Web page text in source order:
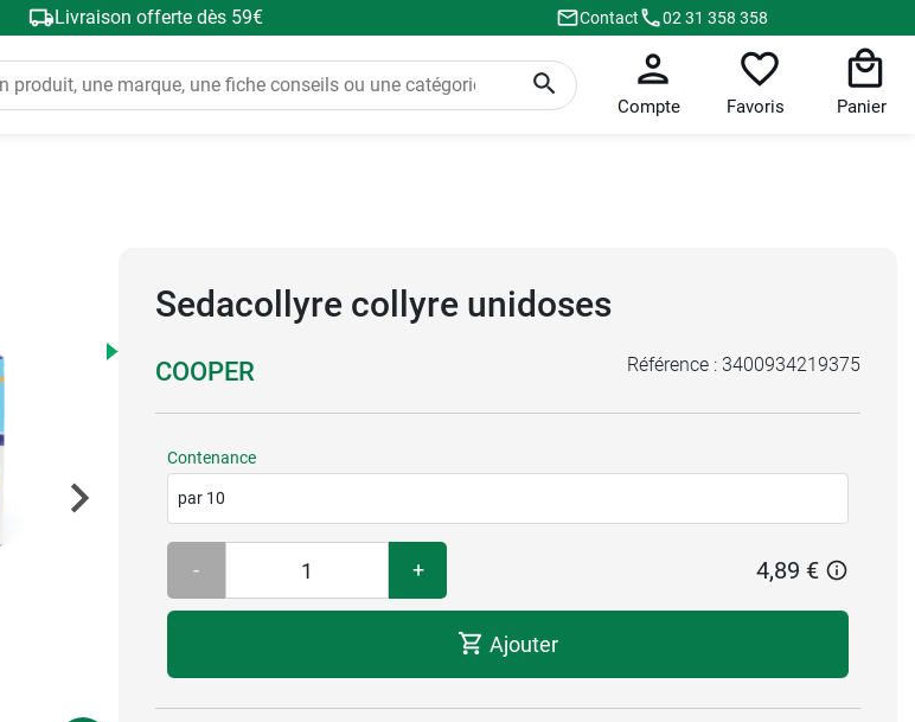
Livraison offerte dès 59€ Contact 02 31 358 358
Compte Favoris Panier
Sedacollyre collyre unidoses
COOPER Référence : 3400934219375
Contenance
par 10
- + 4,89 €
Ajouter